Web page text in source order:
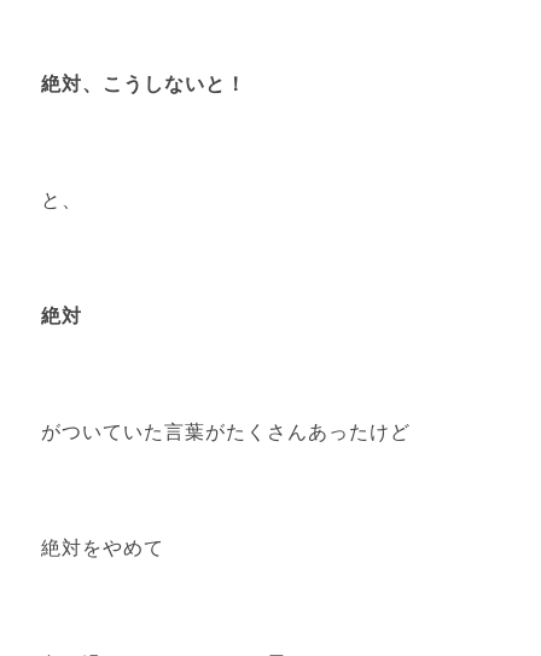
絶対、こうしないと！
と、
絶対
がついていた言葉がたくさんあったけど
絶対をやめて